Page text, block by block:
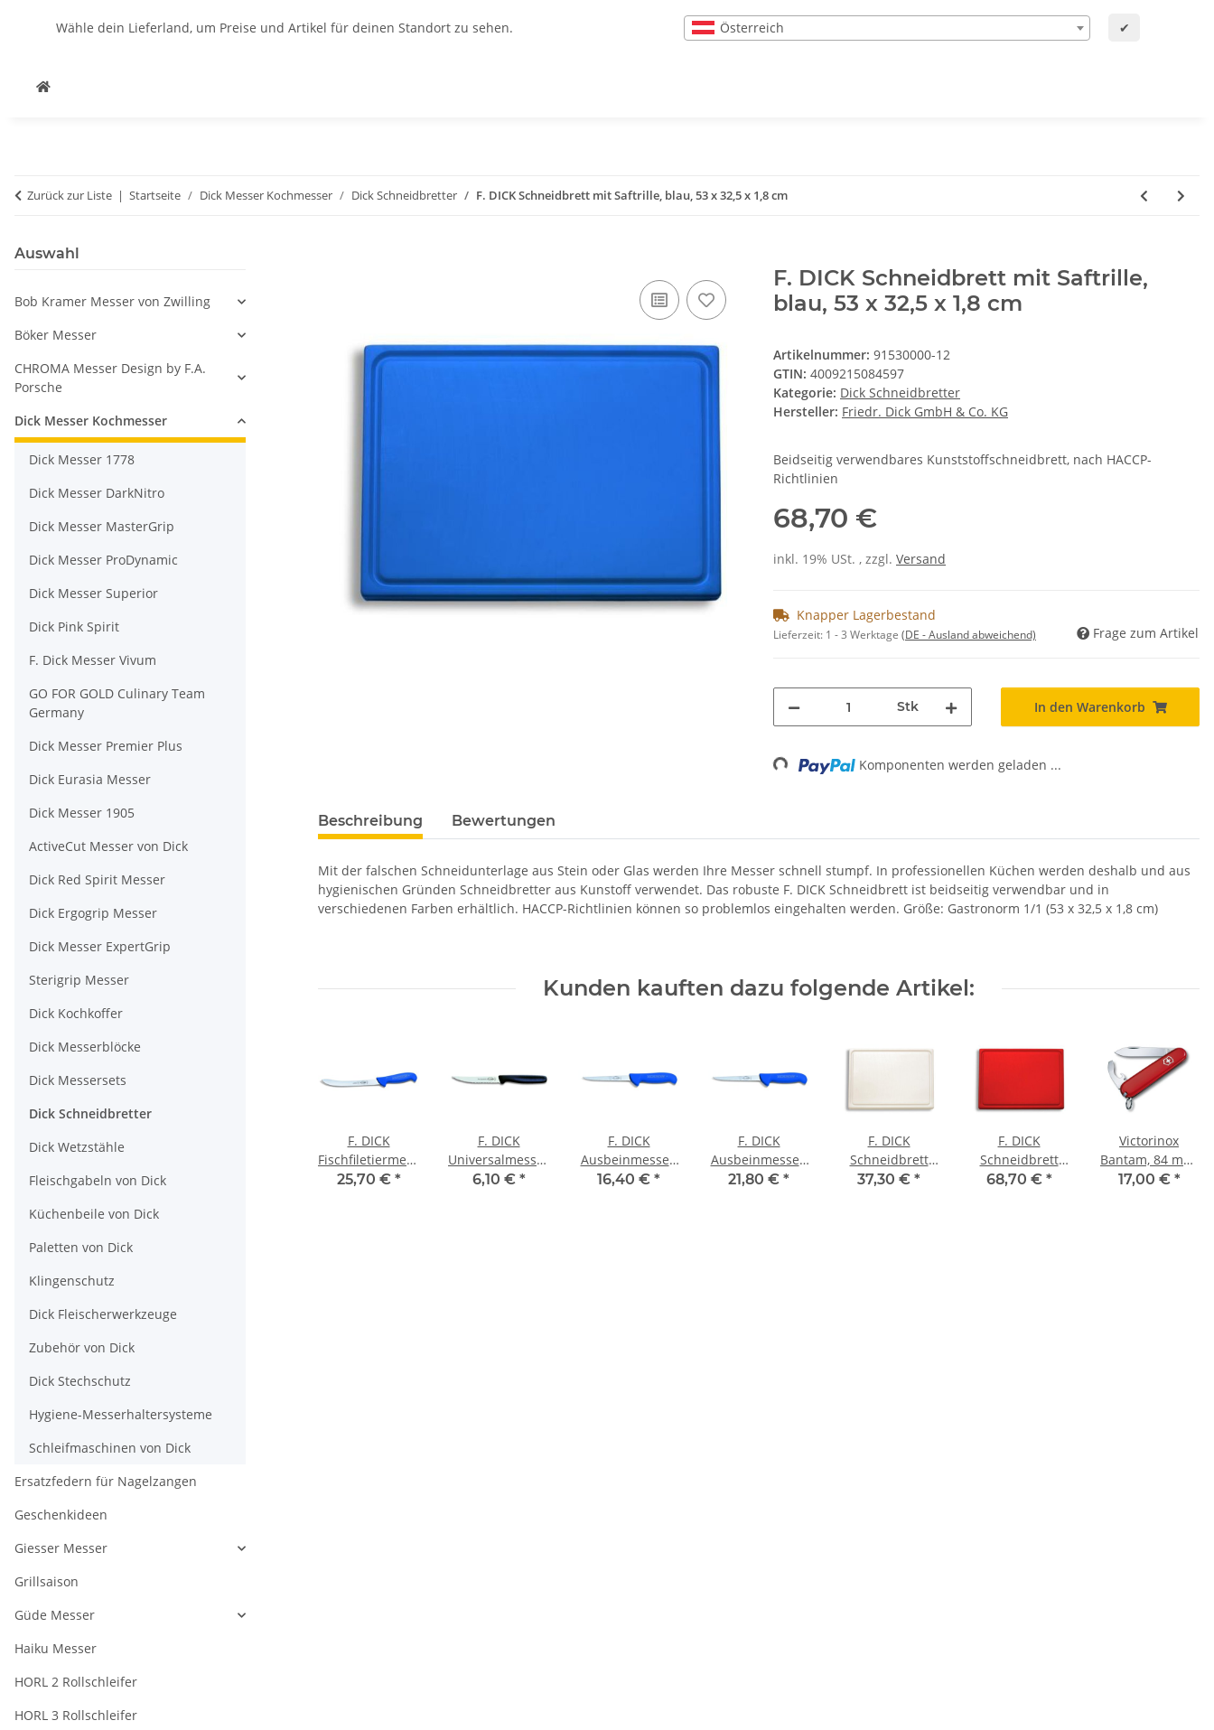
Wähle dein Lieferland, um Preise und Artikel für deinen Standort zu sehen. Österreich ✔
Zurück zur Liste Startseite Dick Messer Kochmesser Dick Schneidbretter F. DICK Schneidbrett mit Saftrille, blau, 53 x 32,5 x 1,8 cm
F. DICK Schneidbrett mit Saftrille,
blau, 53 x 32,5 x 1,8 cm
Artikelnummer: 91530000-12
GTIN: 4009215084597
Kategorie: Dick Schneidbretter
Hersteller: Friedr. Dick GmbH & Co. KG
Beidseitig verwendbares Kunststoffschneidbrett, nach HACCP-
Richtlinien
68,70 €
inkl. 19% USt. , zzgl. Versand
Knapper Lagerbestand
Lieferzeit: 1 - 3 Werktage (DE - Ausland abweichend) Frage zum Artikel
Stk In den Warenkorb
Loading... Komponenten werden geladen ...
Beschreibung Bewertungen
Mit der falschen Schneidunterlage aus Stein oder Glas werden Ihre Messer schnell stumpf. In professionellen Küchen werden deshalb und aus
hygienischen Gründen Schneidbretter aus Kunstoff verwendet. Das robuste F. DICK Schneidbrett ist beidseitig verwendbar und in
verschiedenen Farben erhältlich. HACCP-Richtlinien können so problemlos eingehalten werden. Größe: Gastronorm 1/1 (53 x 32,5 x 1,8 cm)
Kunden kauften dazu folgende Artikel:
F. DICK
Fischfiletiermesser
ErgoGrip, 21cm
25,70 € *
F. DICK
Universalmesser
ProDynamic, 11
6,10 € *
F. DICK
Ausbeinmesser,
flexibel
16,40 € *
F. DICK
Ausbeinmesser,
flexibel
21,80 € *
F. DICK
Schneidbrett
mit Saftrille,
37,30 € *
F. DICK
Schneidbrett
mit Saftrille, rot,
68,70 € *
Victorinox
Bantam, 84 mm,
rot
17,00 € *
Auswahl
Bob Kramer Messer von Zwilling
Böker Messer
CHROMA Messer Design by F.A.
Porsche
Dick Messer Kochmesser
Dick Messer 1778
Dick Messer DarkNitro
Dick Messer MasterGrip
Dick Messer ProDynamic
Dick Messer Superior
Dick Pink Spirit
F. Dick Messer Vivum
GO FOR GOLD Culinary Team
Germany
Dick Messer Premier Plus
Dick Eurasia Messer
Dick Messer 1905
ActiveCut Messer von Dick
Dick Red Spirit Messer
Dick Ergogrip Messer
Dick Messer ExpertGrip
Sterigrip Messer
Dick Kochkoffer
Dick Messerblöcke
Dick Messersets
Dick Schneidbretter
Dick Wetzstähle
Fleischgabeln von Dick
Küchenbeile von Dick
Paletten von Dick
Klingenschutz
Dick Fleischerwerkzeuge
Zubehör von Dick
Dick Stechschutz
Hygiene-Messerhaltersysteme
Schleifmaschinen von Dick
Ersatzfedern für Nagelzangen
Geschenkideen
Giesser Messer
Grillsaison
Güde Messer
Haiku Messer
HORL 2 Rollschleifer
HORL 3 Rollschleifer